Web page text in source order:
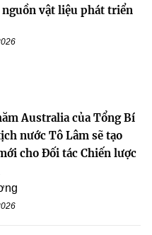
nguồn vật liệu phát triển
Australia của Tổng Bí
nước Tô Lâm sẽ tạo
cho Đối tác Chiến lược